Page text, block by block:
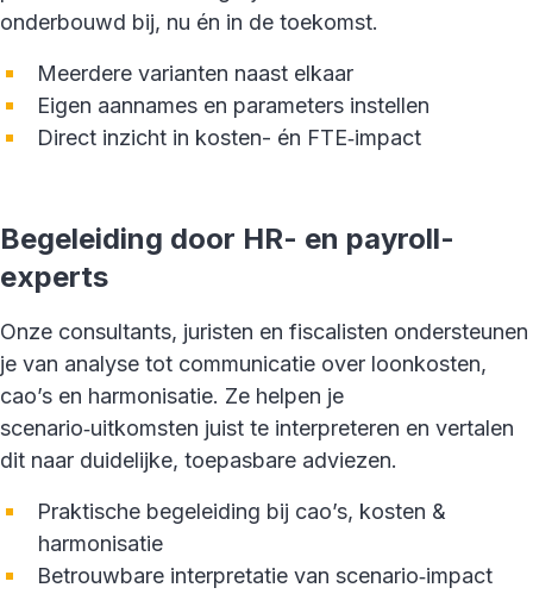
onderbouwd bij, nu én in de toekomst.
Meerdere varianten naast elkaar
Eigen aannames en parameters instellen
Direct inzicht in kosten- én FTE‑impact
Begeleiding door HR- en payroll-
experts
Onze consultants, juristen en fiscalisten ondersteunen
je van analyse tot communicatie over loonkosten,
cao’s en harmonisatie. Ze helpen je
scenario‑uitkomsten juist te interpreteren en vertalen
dit naar duidelijke, toepasbare adviezen.
Praktische begeleiding bij cao’s, kosten &
harmonisatie
Betrouwbare interpretatie van scenario‑impact